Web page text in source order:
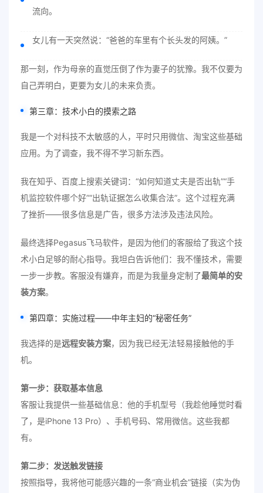
流向。
女儿有一天突然说：“爸爸的车里有个长头发的阿姨。”
那一刻，作为母亲的直觉压倒了作为妻子的犹豫。我不仅要为
自己弄明白，更要为女儿的未来负责。
第三章：技术小白的摸索之路
我是一个对科技不太敏感的人，平时只用微信、淘宝这些基础
应用。为了调查，我不得不学习新东西。
我在知乎、百度上搜索关键词：“如何知道丈夫是否出轨”“手
机监控软件哪个好”“出轨证据怎么收集合法”。这个过程充满
了挫折——很多信息是广告，很多方法涉及违法风险。
最终选择Pegasus飞马软件，是因为他们的客服给了我这个技
术小白足够的耐心指导。我坦白告诉他们：我不懂技术，需要
一步一步教。客服没有嫌弃，而是为我量身定制了最简单的安
装方案。
第四章：实施过程——中年主妇的“秘密任务”
我选择的是远程安装方案，因为我已经无法轻易接触他的手
机。
第一步：获取基本信息
客服让我提供一些基础信息：他的手机型号（我趁他睡觉时看
了，是iPhone 13 Pro）、手机号码、常用微信。这些我都
有。
第二步：发送触发链接
按照指导，我将他可能感兴趣的一条“商业机会”链接（实为伪